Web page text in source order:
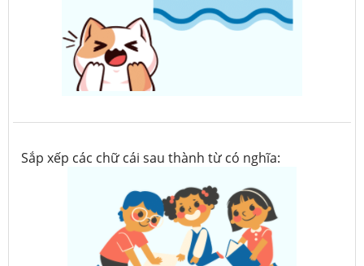
Sắp xếp các chữ cái sau thành từ có nghĩa: